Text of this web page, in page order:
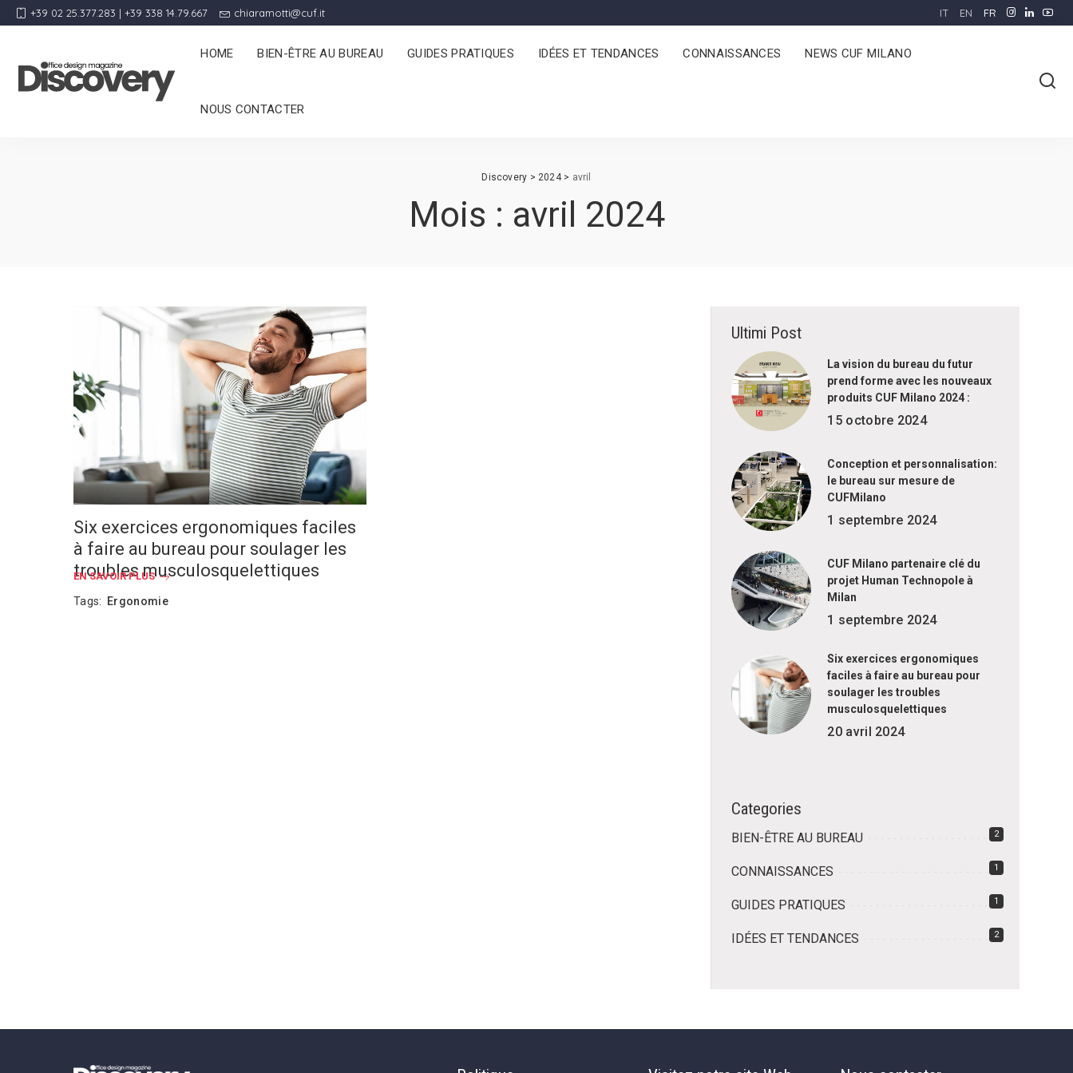
+39 02 25.377.283 | +39 338 14.79.667 chiaramotti@cuf.it IT EN FR
HOME BIEN-ÊTRE AU BUREAU GUIDES PRATIQUES IDÉES ET TENDANCES CONNAISSANCES NEWS CUF MILANO
NOUS CONTACTER
Discovery > 2024> avril
Mois : avril 2024
Six exercices ergonomiques faciles
à faire au bureau pour soulager les
troubles musculosquelettiques
Tags: Ergonomie
EN SAVOIR PLUS
Ultimi Post
La vision du bureau du futur
prend forme avec les nouveaux
produits CUF Milano 2024 :
15 octobre 2024
Conception et personnalisation:
le bureau sur mesure de
CUFMilano
1 septembre 2024
CUF Milano partenaire clé du
projet Human Technopole à
Milan
1 septembre 2024
Six exercices ergonomiques
faciles à faire au bureau pour
soulager les troubles
musculosquelettiques
20 avril 2024
Categories
BIEN-ÊTRE AU BUREAU 2
CONNAISSANCES 1
GUIDES PRATIQUES 1
IDÉES ET TENDANCES 2